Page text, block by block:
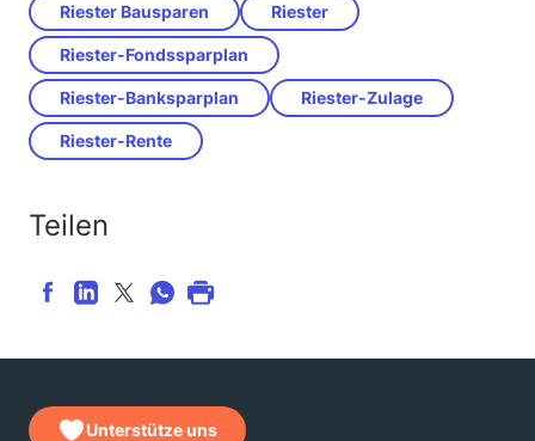
Riester Bausparen Riester
Riester-Fondssparplan
Riester-Banksparplan Riester-Zulage
Riester-Rente
Teilen
Unterstütze uns